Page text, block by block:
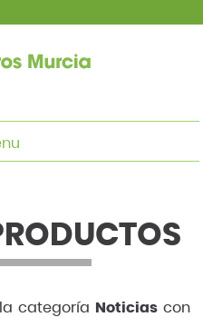
categoría Noticiascon